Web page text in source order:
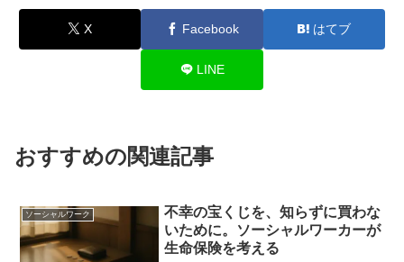
X Facebook はてブ
LINE
おすすめの関連記事
ソーシャルワーク
不幸の宝くじを、知らずに買わな
いために。ソーシャルワーカーが
生命保険を考える